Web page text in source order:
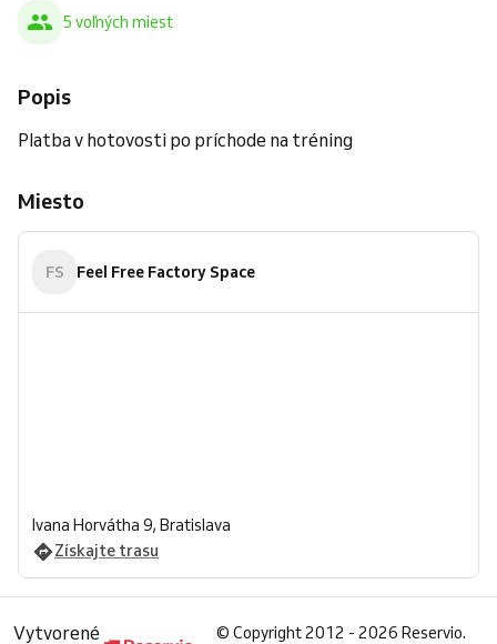
5 voľných miest
Popis
Platba v hotovosti po príchode na tréning
Miesto
FS Feel Free Factory Space
Ivana Horvátha 9, Bratislava
Získajte trasu
Vytvorené © Copyright 2012 - 2026 Reservio.